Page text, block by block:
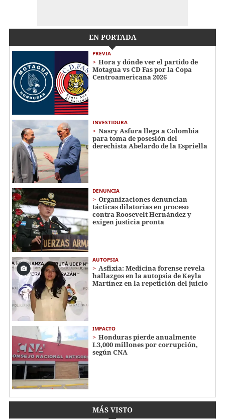
EN PORTADA
PREVIA
Hora y dónde ver el partido de
Motagua vs CD Fas por la Copa
Centroamericana 2026
INVESTIDURA
Nasry Asfura llega a Colombia
para toma de posesión del
derechista Abelardo de la Espriella
DENUNCIA
Organizaciones denuncian
tácticas dilatorias en proceso
contra Roosevelt Hernández y
exigen justicia pronta
AUTOPSIA
Asfixia: Medicina forense revela
hallazgos en la autopsia de Keyla
Martínez en la repetición del juicio
IMPACTO
Honduras pierde anualmente
L3,000 millones por corrupción,
según CNA
MÁS VISTO